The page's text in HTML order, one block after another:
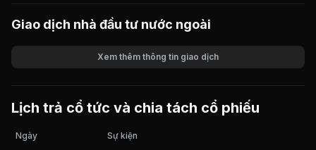
Giao dịch nhà đầu tư nước ngoài
Giá trị giao dịch
Xem thêm thông tin giao dịch
Lịch trả cổ tức và chia tách cổ phiếu
Ngày Sự kiện